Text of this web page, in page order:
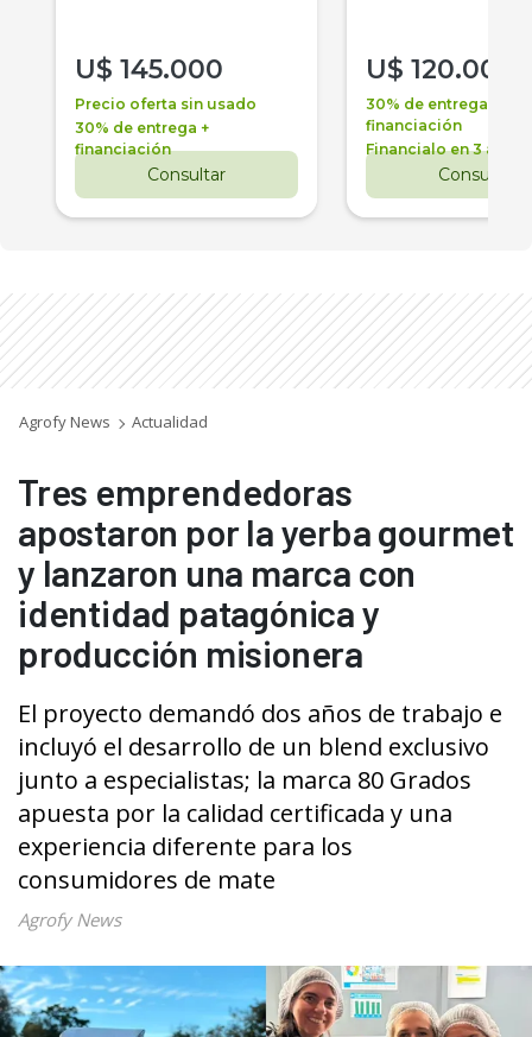
U$ 145.000
Precio oferta sin usado
30% de entrega +
financiación
Consultar
U$ 120.000
30% de entrega +
financiación
Financialo en 3 años
Consultar
Agrofy News Actualidad
Tres emprendedoras
apostaron por la yerba gourmet
y lanzaron una marca con
identidad patagónica y
producción misionera
El proyecto demandó dos años de trabajo e
incluyó el desarrollo de un blend exclusivo
junto a especialistas; la marca 80 Grados
apuesta por la calidad certificada y una
experiencia diferente para los
consumidores de mate
Agrofy News